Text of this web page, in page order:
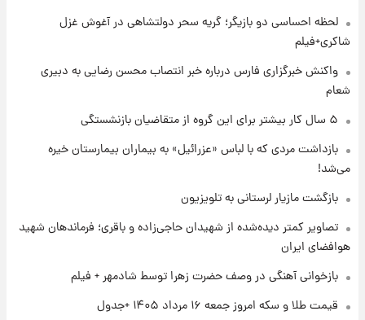
۱ روز پیش
گران‌ترین خرید تاریخ رئال مادرید رونمایی شد
پیش‌بینی بارش‌های گسترده با ورود ال‌نینو؛ کدام
روزها پربارش‌تر خواهند بود؟
شماره پیراهن خریدهای جدید پرسپولیس اعلام
شد؛ تیکدری، محبی و سرگیف با اعداد ویژه
لحظه احساسی دو بازیگر؛ گریه سحر دولتشاهی در آغوش غزل
شاکری+فیلم
واکنش خبرگزاری فارس درباره خبر انتصاب محسن رضایی به دبیری
شعام
۵ سال کار بیشتر برای این گروه از متقاضیان بازنشستگی
بازداشت مردی که با لباس «عزرائیل» به بیماران بیمارستان خیره
می‌شد!
بازگشت مازیار لرستانی به تلویزیون
تصاویر کمتر دیده‌شده از شهیدان حاجی‌زاده و باقری؛ فرماندهان شهید
هوافضای ایران
بازخوانی آهنگی در وصف حضرت زهرا توسط شادمهر + فیلم
قیمت طلا و سکه امروز جمعه ۱۶ مرداد ۱۴۰۵ +جدول